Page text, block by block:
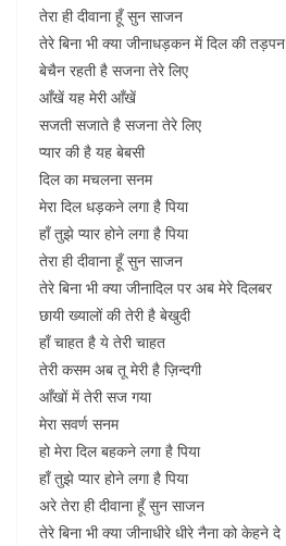
तेरा ही दीवाना हूँ सुन साजन
तेरे बिना भी क्या जीनाधड़कन में दिल की तड़पन
बेचैन रहती है सजना तेरे लिए
आँखें यह मेरी आँखें
सजती सजाते है सजना तेरे लिए
प्यार की है यह बेबसी
दिल का मचलना सनम
मेरा दिल धड़कने लगा है पिया
हाँ तुझे प्यार होने लगा है पिया
तेरा ही दीवाना हूँ सुन साजन
तेरे बिना भी क्या जीनादिल पर अब मेरे दिलबर
छायी ख्यालों की तेरी है बेखुदी
हाँ चाहत है ये तेरी चाहत
तेरी कसम अब तू मेरी है ज़िन्दगी
आँखों में तेरी सज गया
मेरा सवर्ण सनम
हो मेरा दिल बहकने लगा है पिया
हाँ तुझे प्यार होने लगा है पिया
अरे तेरा ही दीवाना हूँ सुन साजन
तेरे बिना भी क्या जीनाधीरे धीरे नैना को केहने दे